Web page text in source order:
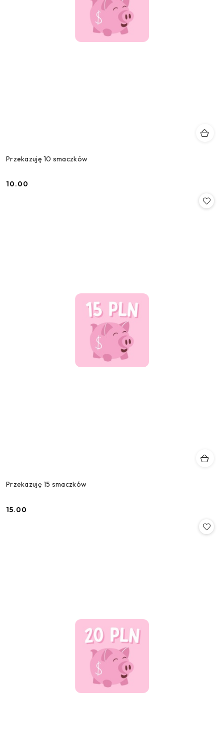
Przekazuję 10 smaczków
Cena:
10.00
Przekazuję 15 smaczków
Cena:
15.00